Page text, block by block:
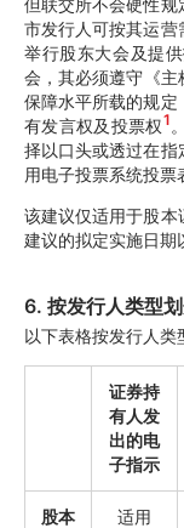
市发行人可按其运
举行股东大会及提
会，其必须遵守《主
保障水平所载的规
有发言权及投票权1
择以口头或透过在指
用电子投票系统投票
该建议仅适用于股本
建议的拟定实施日期
6. 按发行人类型
以下表格按发行人类
证券持
有人发
出的电
子指示
股本
适用